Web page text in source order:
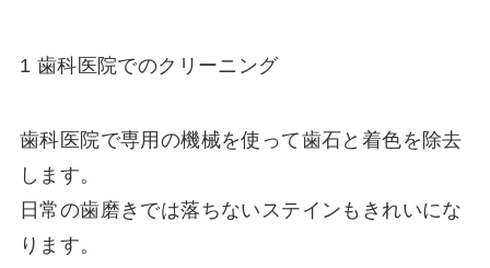
1 歯科医院でのクリーニング
歯科医院で専用の機械を使って歯石と着色を除去
します。
日常の歯磨きでは落ちないステインもきれいにな
ります。